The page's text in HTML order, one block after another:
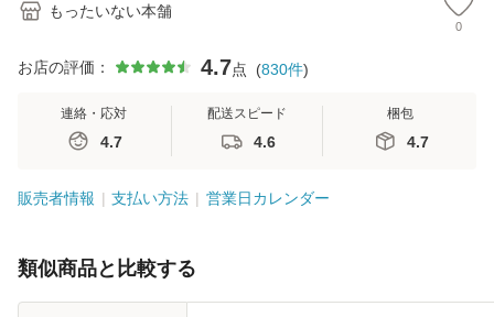
もったいない本舗
0
お店の評価： 4.7点 (830件)
連絡・応対
4.7
配送スピード
4.6
梱包
4.7
販売者情報 支払い方法 営業日カレンダー
類似商品と比較する